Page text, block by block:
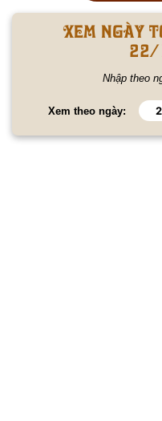
Xem ngày
22/
Nhập theo
Xem theo ngày: